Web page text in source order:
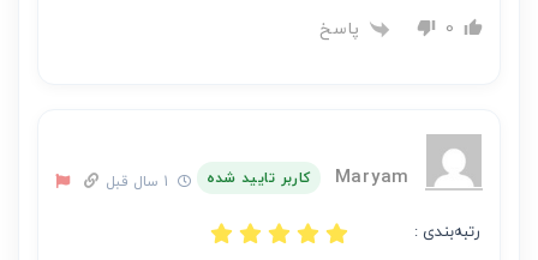
0 پاسخ
Maryam کاربر تایید شده
رتبه‌بندی :